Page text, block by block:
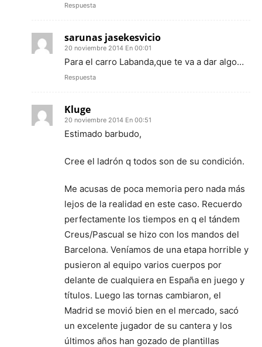
Respuesta
sarunas jasekesvicio
20 noviembre 2014 En 00:01
Para el carro Labanda,que te va a dar algo…
Respuesta
Kluge
20 noviembre 2014 En 00:51
Estimado barbudo,
Cree el ladrón q todos son de su condición.
Me acusas de poca memoria pero nada más
lejos de la realidad en este caso. Recuerdo
perfectamente los tiempos en q el tándem
Creus/Pascual se hizo con los mandos del
Barcelona. Veníamos de una etapa horrible y
pusieron al equipo varios cuerpos por
delante de cualquiera en España en juego y
títulos. Luego las tornas cambiaron, el
Madrid se movió bien en el mercado, sacó
un excelente jugador de su cantera y los
últimos años han gozado de plantillas